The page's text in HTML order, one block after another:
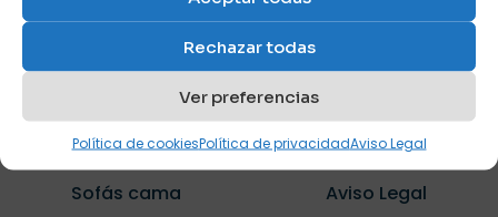
Rechazar todas
Ver preferencias
Política de cookiesPolítica de privacidadAviso Legal
ENLACES
ÚTILES
Sofás cama
COMPRA
SEGURA
Aviso Legal